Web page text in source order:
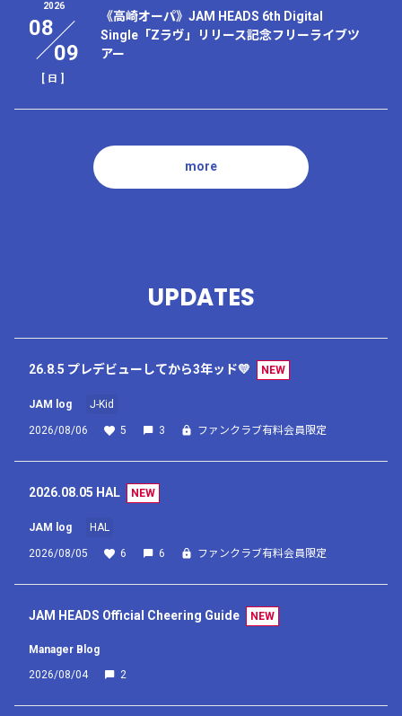
2026
08
09
[ 日 ]
《高崎オーパ》JAM HEADS 6th Digital
Single「Zラヴ」リリース記念フリーライブツ
アー
more
UPDATES
26.8.5 プレデビューしてから3年ッド💛 NEW
JAM log J-Kid
2026/08/06 5 3 ファンクラブ有料会員限定
2026.08.05 HAL NEW
JAM log HAL
2026/08/05 6 6 ファンクラブ有料会員限定
JAM HEADS Official Cheering Guide NEW
Manager Blog
2026/08/04
2